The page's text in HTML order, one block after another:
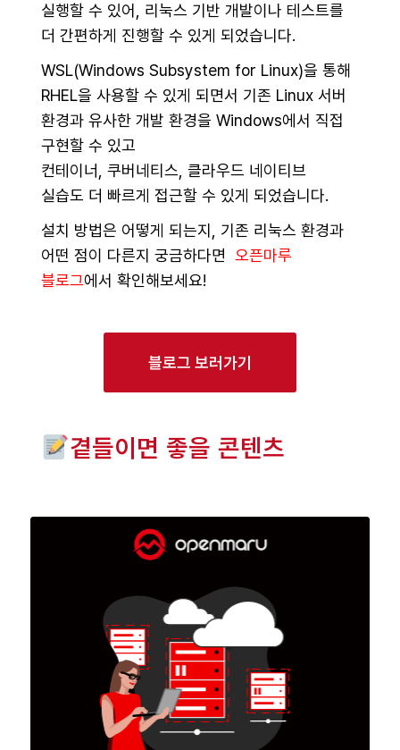
실행할 수 있어, 리눅스 기반 개발이나 테스트를
더 간편하게 진행할 수 있게 되었습니다.
WSL(Windows Subsystem for Linux)을 통해
RHEL을 사용할 수 있게 되면서 기존 Linux 서버
환경과 유사한 개발 환경을 Windows에서 직접
구현할 수 있고
컨테이너, 쿠버네티스, 클라우드 네이티브
실습도 더 빠르게 접근할 수 있게 되었습니다.
설치 방법은 어떻게 되는지, 기존 리눅스 환경과
어떤 점이 다른지 궁금하다면 오픈마루
블로그에서 확인해보세요!
블로그 보러가기
곁들이면 좋을 콘텐츠